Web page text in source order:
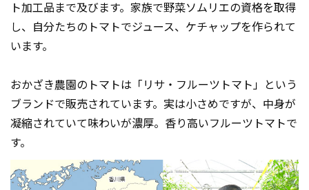
ト加工品まで及びます。家族で野菜ソムリエの資格を取得
し、自分たちのトマトでジュース、ケチャップを作られて
います。
おかざき農園のトマトは「リサ・フルーツトマト」という
ブランドで販売されています。実は小さめですが、中身が
凝縮されていて味わいが濃厚。香り高いフルーツトマトで
す。